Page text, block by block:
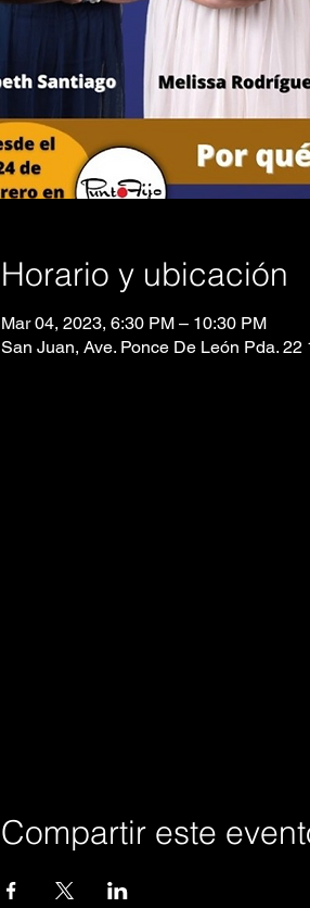
Horario y ubicación
Mar 04, 2023, 6:30 PM – 10:30 PM
San Juan, Ave. Ponce De León Pda.
Compartir este